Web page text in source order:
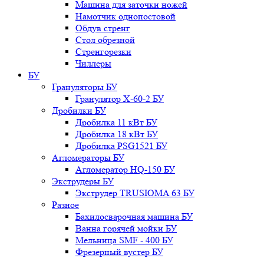
Машина для заточки ножей
Намотчик однопостовой
Обдув стренг
Стол обрезной
Стренгорезки
Чиллеры
БУ
Грануляторы БУ
Гранулятор X-60-2 БУ
Дробилки БУ
Дробилка 11 кВт БУ
Дробилка 18 кВт БУ
Дробилка PSG1521 БУ
Агломераторы БУ
Агломератор HQ-150 БУ
Экструдеры БУ
Экструдер TRUSIOMA 63 БУ
Разное
Бахилосварочная машина БУ
Ванна горячей мойки БУ
Мельница SMF - 400 БУ
Фрезерный вустер БУ